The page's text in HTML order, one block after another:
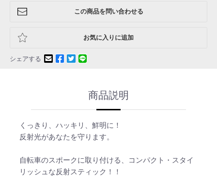
この商品を問い合わせる
お気に入りに追加
シェアする
商品説明
くっきり、ハッキリ、鮮明に！
反射光があなたを守ります。
自転車のスポークに取り付ける、コンパクト・スタイ
リッシュな反射スティック！！